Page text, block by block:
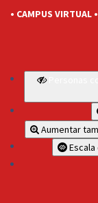
• CAMPUS VIRTUAL
Aumentar